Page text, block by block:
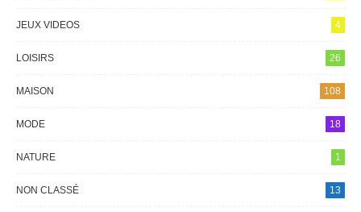
JEUX VIDEOS 4
LOISIRS 26
MAISON 108
MODE 18
NATURE 1
NON CLASSÉ 13